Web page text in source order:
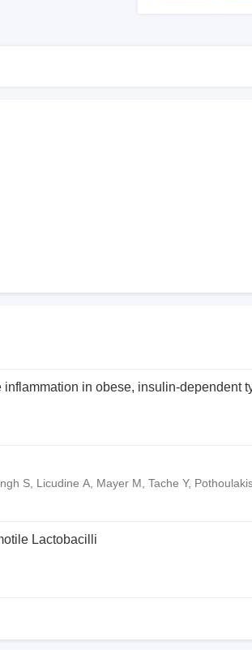
in obese, insulin-dependent
S, Licudine A, Mayer M, Tache Y,
Lactobacilli